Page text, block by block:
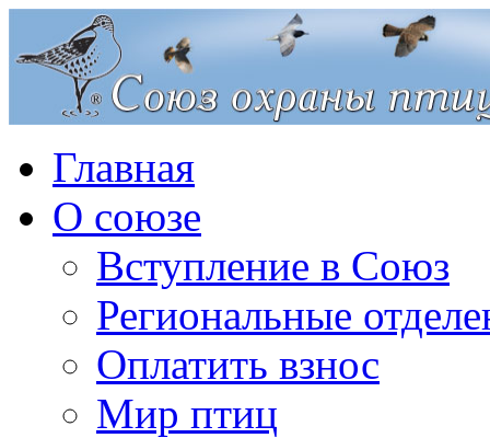
Главная
О союзе
Вступление в Союз
Региональные
Оплатить взнос
Мир птиц